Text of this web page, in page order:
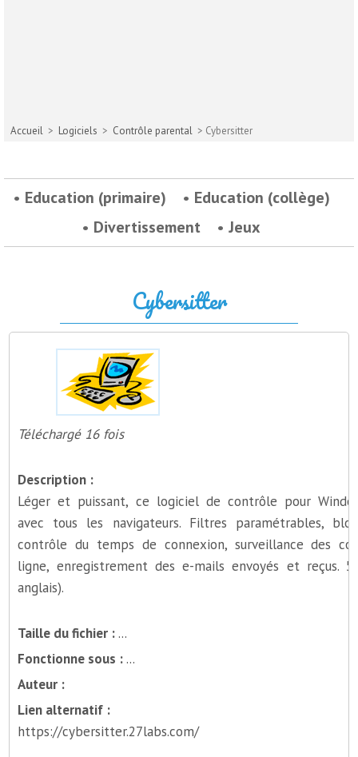
Accueil > Logiciels > Contrôle parental > Cybersitter
Education (primaire)
Education (collège)
Divertissement
Jeux
Cybersitter
Téléchargé 16 fois
Description :
Léger et puissant, ce logiciel de contrôle pour
avec tous les navigateurs. Filtres paramétrables,
contrôle du temps de connexion, surveillance des
ligne, enregistrement des e-mails envoyés et reçus.
anglais).
Taille du fichier :...
Fonctionne sous :...
Auteur :
Lien alternatif :
https://cybersitter.27labs.com/